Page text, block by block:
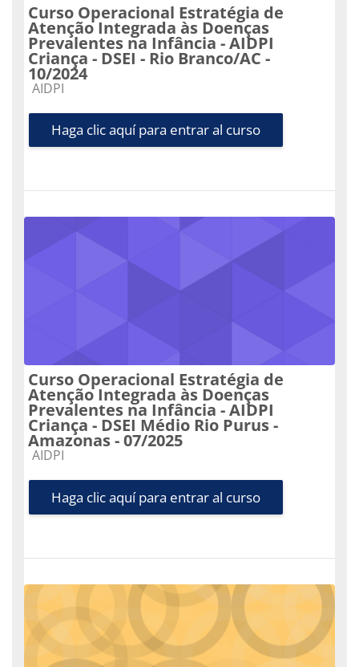
Curso Operacional Estratégia de
Atenção Integrada às Doenças
Prevalentes na Infância - AIDPI
Criança - DSEI - Rio Branco/AC -
10/2024
Categoría de cursos
AIDPI
Haga clic aquí para entrar al curso
Curso Operacional Estratégia de
Atenção Integrada às Doenças
Prevalentes na Infância - AIDPI
Criança - DSEI Médio Rio Purus -
Amazonas - 07/2025
Categoría de cursos
AIDPI
Haga clic aquí para entrar al curso